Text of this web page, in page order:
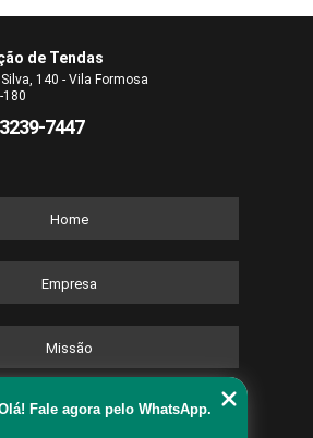
de Tendas
140 - Vila Formosa
180
3239-7447
Home
Empresa
Missão
Serviços
Fale agora pelo WhatsApp.